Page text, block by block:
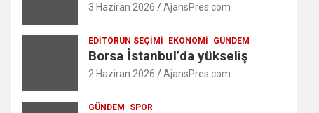
3 Haziran 2026 AjansPres.com
EDITÖRÜN SEÇIMI EKONOMI GÜNDEM
Borsa İstanbul’da yükseliş
2 Haziran 2026 AjansPres.com
GÜNDEM SPOR